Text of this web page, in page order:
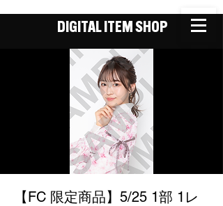
DIGITAL ITEM SHOP
【FC 限定商品】5/25 1部 1レ